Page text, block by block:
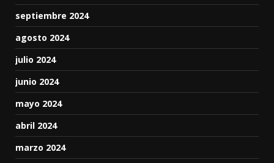
septiembre 2024
agosto 2024
julio 2024
junio 2024
mayo 2024
abril 2024
marzo 2024